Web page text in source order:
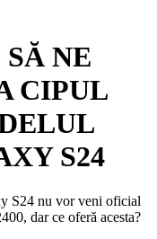
NE
CIPUL
S24
S24 nu vor veni oficial
dar ce oferă acesta?